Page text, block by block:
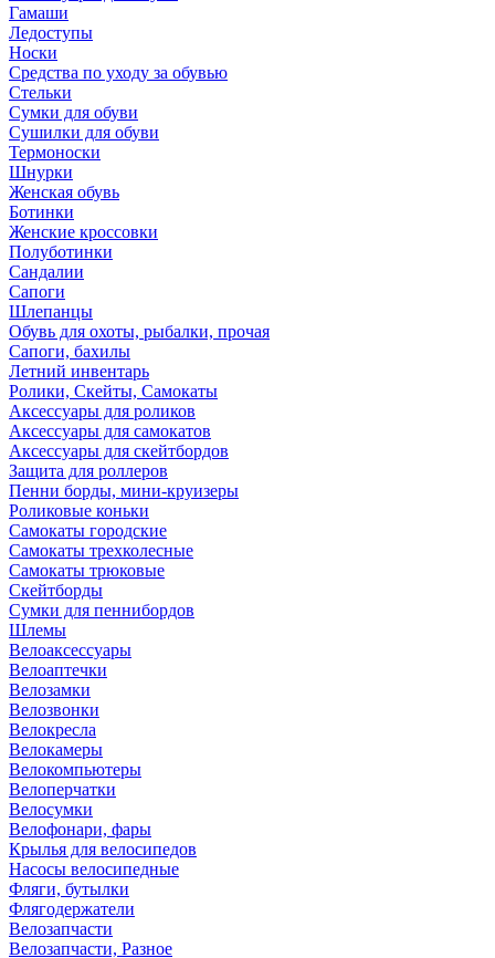
Гамаши
Ледоступы
Носки
Средства по уходу за обувью
Стельки
Сумки для обуви
Сушилки для обуви
Термоноски
Шнурки
Женская обувь
Ботинки
Женские кроссовки
Полуботинки
Сандалии
Сапоги
Шлепанцы
Обувь для охоты, рыбалки, прочая
Сапоги, бахилы
Летний инвентарь
Ролики, Скейты, Самокаты
Аксессуары для роликов
Аксессуары для самокатов
Аксессуары для скейтбордов
Защита для роллеров
Пенни борды, мини-круизеры
Роликовые коньки
Самокаты городские
Самокаты трехколесные
Самокаты трюковые
Скейтборды
Сумки для пеннибордов
Шлемы
Велоаксессуары
Велоаптечки
Велозамки
Велозвонки
Велокресла
Велокамеры
Велокомпьютеры
Велоперчатки
Велосумки
Велофонари, фары
Крылья для велосипедов
Насосы велосипедные
Фляги, бутылки
Флягодержатели
Велозапчасти
Велозапчасти, Разное